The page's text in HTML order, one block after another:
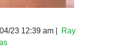
23 12:39 am|
Ray